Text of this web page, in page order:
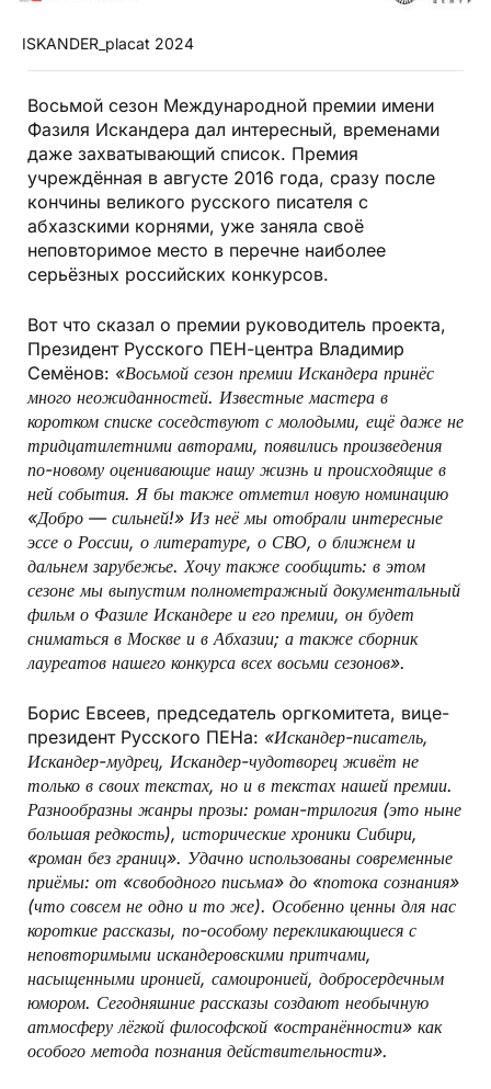
ISKANDER_placat 2024
Восьмой сезон Международной премии имени
Фазиля Искандера дал интересный, временами
даже захватывающий список. Премия
учреждённая в августе 2016 года, сразу после
кончины великого русского писателя с
абхазскими корнями, уже заняла своё
неповторимое место в перечне наиболее
серьёзных российских конкурсов.
Вот что сказал о премии руководитель проекта,
Президент Русского ПЕН-центра Владимир
Семёнов: «Восьмой сезон премии Искандера принёс
много неожиданностей. Известные мастера в
коротком списке соседствуют с молодыми, ещё даже не
тридцатилетними авторами, появились произведения
по-новому оценивающие нашу жизнь и происходящие в
ней события. Я бы также отметил новую номинацию
«Добро — сильней!» Из неё мы отобрали интересные
эссе о России, о литературе, о СВО, о ближнем и
дальнем зарубежье. Хочу также сообщить: в этом
сезоне мы выпустим полнометражный документальный
фильм о Фазиле Искандере и его премии, он будет
сниматься в Москве и в Абхазии; а также сборник
лауреатов нашего конкурса всех восьми сезонов».
Борис Евсеев, председатель оргкомитета, вице-
президент Русского ПЕНа: «Искандер-писатель,
Искандер-мудрец, Искандер-чудотворец живёт не
только в своих текстах, но и в текстах нашей премии.
Разнообразны жанры прозы: роман-трилогия (это ныне
большая редкость), исторические хроники Сибири,
«роман без границ». Удачно использованы современные
приёмы: от «свободного письма» до «потока сознания»
(что совсем не одно и то же). Особенно ценны для нас
короткие рассказы, по-особому перекликающиеся с
неповторимыми искандеровскими притчами,
насыщенными иронией, самоиронией, добросердечным
юмором. Сегодняшние рассказы создают необычную
атмосферу лёгкой философской «остранённости» как
особого метода познания действительности».